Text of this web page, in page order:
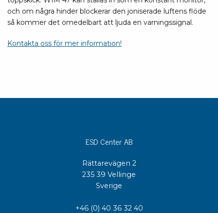
och om några hinder blockerar den joniserade luftens flöde
så kommer det omedelbart att ljuda en varningssignal.
Kontakta oss för mer information!
ESD Center AB
Rättarevägen 2
235 39 Vellinge
Sverige
+46 (0) 40 36 32 40